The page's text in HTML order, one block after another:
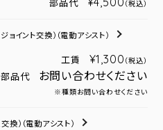
部品代 （税込）
ョイント交換） （電動アシスト）
工賃 ¥1,300 （税込）
部品代 お問い合わせください
※種類お問い合わせください
換） （電動アシスト）